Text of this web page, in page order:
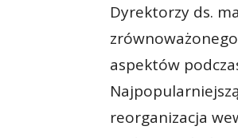
Dyrektorzy ds.
aspektów
reorganizacja